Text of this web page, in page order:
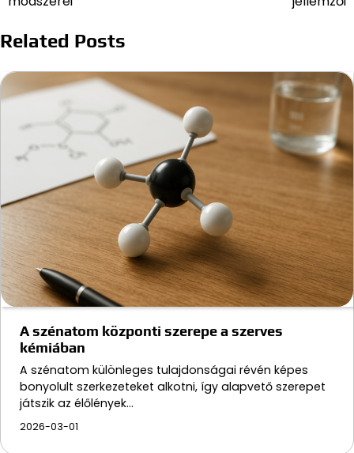
Related Posts
A szénatom központi szerepe a szerves
kémiában
A szénatom különleges tulajdonságai révén képes
bonyolult szerkezeteket alkotni, így alapvető szerepet
játszik az élőlények…
2026-03-01